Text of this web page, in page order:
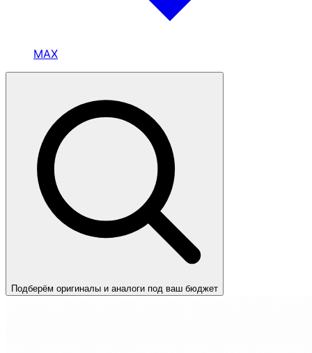
MAX
Подберём оригиналы и аналоги под ваш бюджет